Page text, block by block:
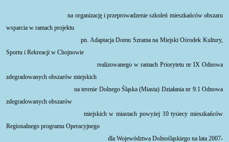
na organizację i przeprowadzenie szkoleń mieszkańców obszaru
wsparcia w ramach projektu
pn. Adaptacja Domu Szrama na Miejski Ośrodek Kultury,
Sportu i Rekreacji w Chojnowie
realizowanego w ramach Priorytetu nr IX Odnowa
zdegradowanych obszarów miejskich
na terenie Dolnego Śląska (Miasta) Działania nr 9.1 Odnowa
zdegradowanych obszarów
miejskich w miastach powyżej 10 tysiecy mieszkańców
Regionalnego programu Operacyjnego
dla Województwa Dolnośląskiego na lata 2007-